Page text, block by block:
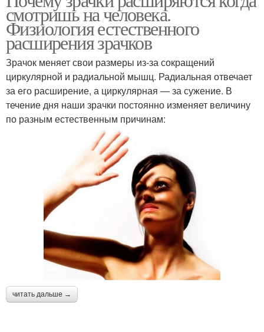
смотришь на человека.
Физиология естественного
расширения зрачков
Зрачок меняет свои размеры из-за сокращений
циркулярной и радиальной мышц. Радиальная отвечает
за его расширение, а циркулярная — за сужение. В
течение дня наши зрачки постоянно изменяет величину
по разным естественным причинам:
читать дальше →